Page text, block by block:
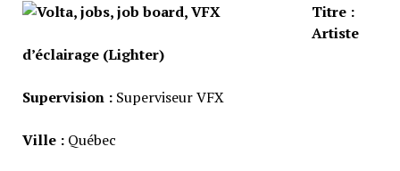
Titre :
Artiste
d’éclairage (Lighter)
Supervision : Superviseur VFX
Ville : Québec